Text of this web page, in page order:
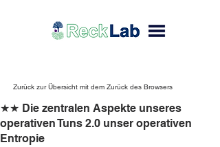
Zurück zur Übersicht mit dem Zurück des Browsers
★★ Die zentralen Aspekte unseres
operativen Tuns 2.0 unser operativen
Entropie